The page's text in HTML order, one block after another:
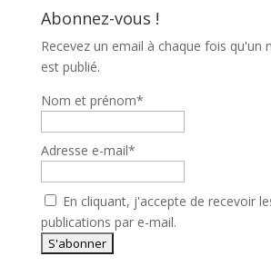
Abonnez-vous !
Recevez un email à chaque fois qu'un
est publié.
Nom et prénom*
Adresse e-mail*
En cliquant, j'accepte de recevoir
publications par e-mail.